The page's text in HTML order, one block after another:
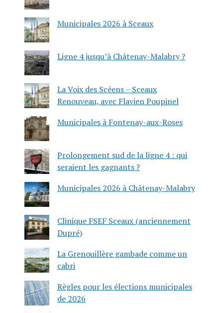
Municipales 2026 à Sceaux
Ligne 4 jusqu’à Châtenay-Malabry ?
La Voix des Scéens – Sceaux
Renouveau, avec Flavien Poupinel
Municipales à Fontenay-aux-Roses
Prolongement sud de la ligne 4 : qui
seraient les gagnants ?
Municipales 2026 à Châtenay-Malabry
Clinique FSEF Sceaux (anciennement
Dupré)
La Grenouillère gambade comme un
cabri
Règles pour les élections municipales
de 2026